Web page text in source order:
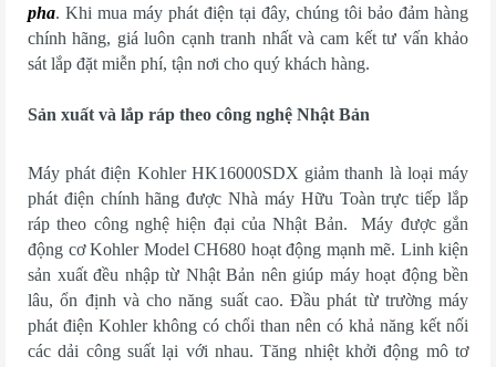
pha. Khi mua máy phát điện tại đây, chúng tôi bảo đảm hàng
chính hãng, giá luôn cạnh tranh nhất và cam kết tư vấn khảo
sát lắp đặt miễn phí, tận nơi cho quý khách hàng.
Sản xuất và lắp ráp theo công nghệ Nhật Bản
Máy phát điện Kohler HK16000SDX giảm thanh là loại máy
phát điện chính hãng được Nhà máy Hữu Toàn trực tiếp lắp
ráp theo công nghệ hiện đại của Nhật Bản. Máy được gắn
động cơ Kohler Model CH680 hoạt động mạnh mẽ. Linh kiện
sản xuất đều nhập từ Nhật Bản nên giúp máy hoạt động bền
lâu, ổn định và cho năng suất cao. Đầu phát từ trường máy
phát điện Kohler không có chổi than nên có khả năng kết nối
các dải công suất lại với nhau. Tăng nhiệt khởi động mô tơ